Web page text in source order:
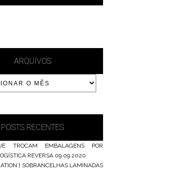
ARQUIVOS
POSTS RECENTES
TROCAM EMBALAGENS POR
REVERSA 09.09.2020
| SOBRANCELHAS LAMINADAS